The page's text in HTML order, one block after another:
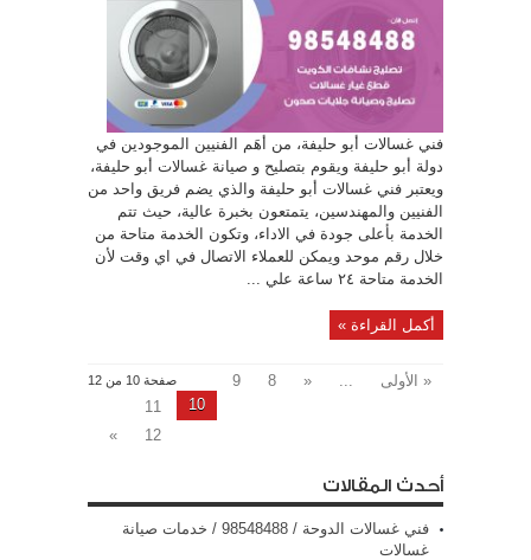
فني غسالات أبو حليفة، من أهَم الفنيين الموجودين في
دولة أبو حليفة ويقوم بتصليح و صيانة غسالات أبو حليفة،
ويعتبر فني غسالات أبو حليفة والذي يضم فريق واحد من
الفنيين والمهندسين، يتمتعون بخبرة عالية، حيث تتم
الخدمة بأعلى جودة في الاداء، وتكون الخدمة متاحة من
خلال رقم موحد ويمكن للعملاء الاتصال في اي وقت لأن
الخدمة متاحة ٢٤ ساعة علي ...
أكمل القراءة »
صفحة 10 من 12 « الأولى «
8
9
10
11
12
»
أحدث المقالات
فني غسالات الدوحة / 98548488 / خدمات صيانة
غسالات